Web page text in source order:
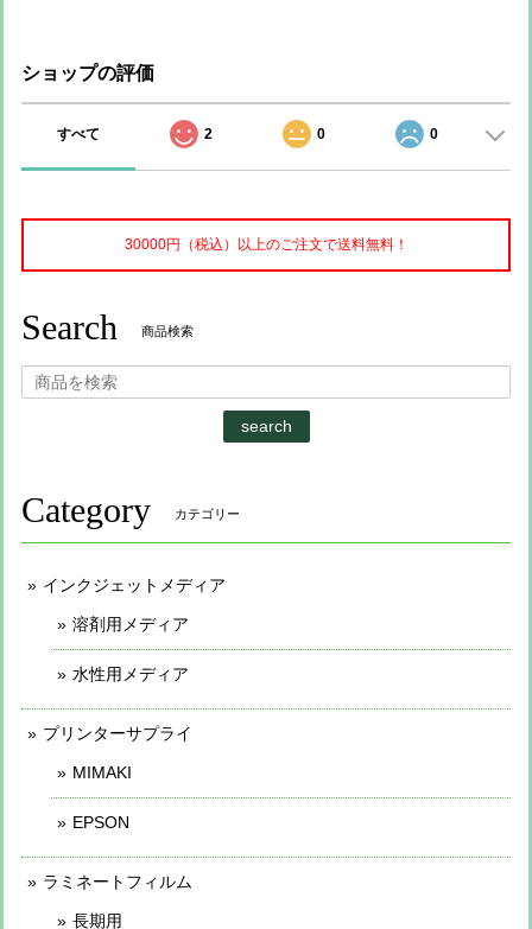
ショップの評価
すべて 2 0 0
30000円（税込）以上のご注文で送料無料！
Search 商品検索
search
Category カテゴリー
インクジェットメディア
溶剤用メディア
水性用メディア
プリンターサプライ
MIMAKI
EPSON
ラミネートフィルム
長期用